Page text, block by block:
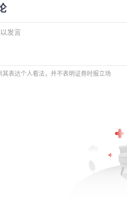
发言
其表达个人看法，并不表明证券时报立场